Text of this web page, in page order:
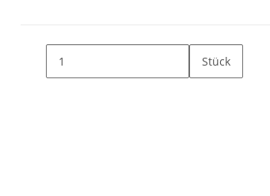
Stück